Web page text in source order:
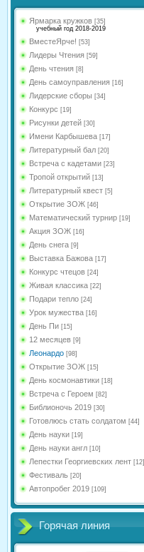
Ярмарка кружков [35]
учебный год 2018-2019
ВместеЯрче! [53]
Лидеры Чтения [59]
День чтения [8]
День самоуправления [16]
Лидерские сборы [34]
Конкурс [19]
Рисунки детей [30]
Имени Карбышева [17]
Литературный бал [20]
Встреча с кадетами [23]
Тропой открытий [13]
Литературный квест [5]
Открытие ЗОЖ [46]
Математический турнир [19]
Акция ЗОЖ [16]
День снега [9]
Выставка Бажова [17]
Конкурс чтецов [24]
Живая классика [22]
Подари тепло [24]
Урок мужества [16]
День Пи [15]
12 месяцев [9]
Леонардо [98]
Открытие ЗОЖ [15]
День космонавтики [18]
Встреча с Героем [82]
Библионочь 2019 [30]
Готовлюсь стать солдатом [44]
День науки [19]
День науки англ [10]
Лепестки Георгиевских лент [12]
Фестиваль [20]
Автопробег 2019 [109]
Горячая линия